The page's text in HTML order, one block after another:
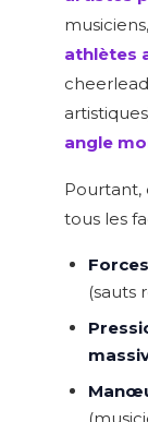
athlètes
angle
Pourtant,
tous les
(sauts